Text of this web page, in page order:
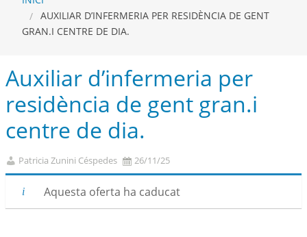
AUXILIAR D’INFERMERIA PER RESIDÈNCIA DE GENT
GRAN.I CENTRE DE DIA.
Auxiliar d’infermeria per
residència de gent gran.i
centre de dia.
Patricia Zunini Céspedes 26/11/25
Aquesta oferta ha caducat